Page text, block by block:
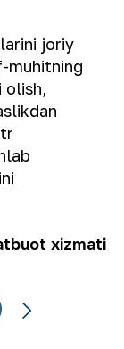
joriy
muhitning
olish,
xizmati